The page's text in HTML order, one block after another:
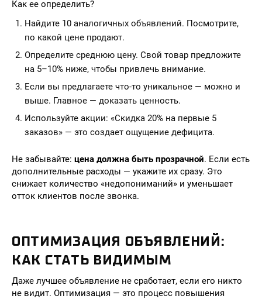
Как ее определить?
Найдите 10 аналогичных объявлений. Посмотрите,
по какой цене продают.
Определите среднюю цену. Свой товар предложите
на 5–10% ниже, чтобы привлечь внимание.
Если вы предлагаете что-то уникальное — можно и
выше. Главное — доказать ценность.
Используйте акции: «Скидка 20% на первые 5
заказов» — это создает ощущение дефицита.
Не забывайте: цена должна быть прозрачной. Если есть
дополнительные расходы — укажите их сразу. Это
снижает количество «недопониманий» и уменьшает
отток клиентов после звонка.
ОПТИМИЗАЦИЯ ОБЪЯВЛЕНИЙ:
КАК СТАТЬ ВИДИМЫМ
Даже лучшее объявление не сработает, если его никто
не видит. Оптимизация — это процесс повышения